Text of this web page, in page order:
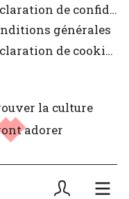
Déclaration de confidentialité
générales
Déclaration de cookies
la culture
adorer